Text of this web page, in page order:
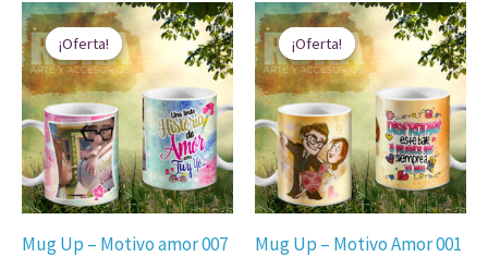
¡Oferta!
¡Oferta!
Mug Up – Motivo amor 007
El
precio
original
era:
$ 20.000.
El
precio
actual
es:
$ 14.900.
¡Oferta!
¡Oferta!
Mug Up – Motivo Amor 001
El
precio
original
era:
$ 20.000.
El
precio
actual
es:
$ 14.900.